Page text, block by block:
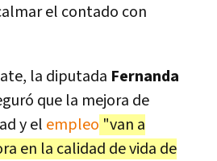
el contado con
la diputada Fernanda
que la mejora de
y el empleo "van a
en la calidad de vida de